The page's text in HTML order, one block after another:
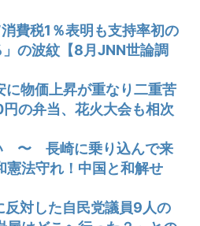
費税1％表明も支持率初の
の波紋【8月JNN世論調
に物価上昇が重なり二重苦
の弁当、花火大会も相次
〜 長崎に乗り込んで来
憲法守れ！中国と和解せ
反対した自民党議員9人の